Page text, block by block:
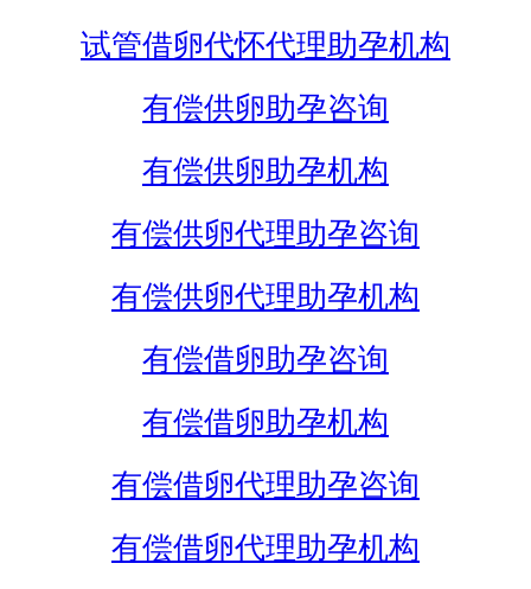
试管借卵代怀代理助孕机构
有偿供卵助孕咨询
有偿供卵助孕机构
有偿供卵代理助孕咨询
有偿供卵代理助孕机构
有偿借卵助孕咨询
有偿借卵助孕机构
有偿借卵代理助孕咨询
有偿借卵代理助孕机构